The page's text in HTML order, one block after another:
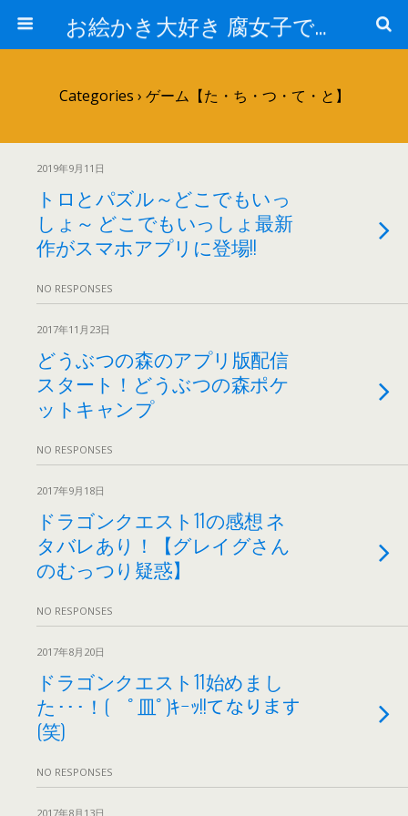
お絵かき大好き 腐女子でゲーマーのおかしな生活
Categories › ゲーム【た・ち・つ・て・と】
2019年9月11日
トロとパズル～どこでもいっ
しょ～ どこでもいっしょ最新
作がスマホアプリに登場!!
NO RESPONSES
2017年11月23日
どうぶつの森のアプリ版配信
スタート！どうぶつの森ポケ
ットキャンプ
NO RESPONSES
2017年9月18日
ドラゴンクエスト11の感想 ネ
タバレあり！【グレイグさん
のむっつり疑惑】
NO RESPONSES
2017年8月20日
ドラゴンクエスト11始めまし
た･･･！( ﾟ皿ﾟ)ｷｰｯ!!てなります
(笑)
NO RESPONSES
2017年8月13日